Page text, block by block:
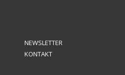
NEWSLETTER
KONTAKT